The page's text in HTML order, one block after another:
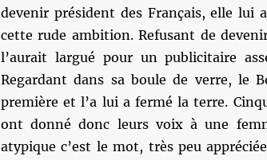
devenir président des Français, elle lui
cette rude ambition. Refusant de
l’aurait largué pour un publicitaire
Regardant dans sa boule de verre, le
première et l’a lui a fermé la terre.
ont donné donc leurs voix à une
atypique c’est le mot, très peu